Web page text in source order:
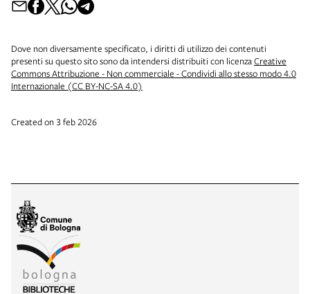
Dove non diversamente specificato, i diritti di utilizzo dei contenuti
presenti su questo sito sono da intendersi distribuiti con licenzaCreative
Commons Attribuzione - Non commerciale - Condividi allo stesso modo 4.0
Internazionale (CC BY-NC-SA 4.0)
Created on 3 feb 2026